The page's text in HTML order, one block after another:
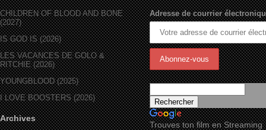
CHILDREN OF BLOOD AND BONE
(2027)
IS GOD IS (2026)
LES VACANCES DE GOLO &
RITCHIE (2026)
YOUNGBLOOD (2025)
I LOVE BOOSTERS (2026)
Archives
Adresse de courrier
Trouves ton film en Streaming